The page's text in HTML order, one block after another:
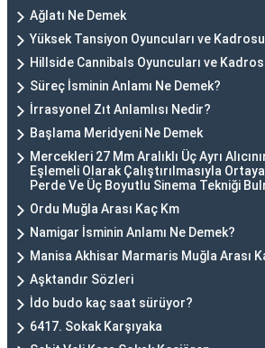
Ağlatı Ne Demek
Yüksek Tansiyon Oyuncuları ve Kadrosu
Hillside Cannibals Oyuncuları ve
Süreç İsminin Anlamı Ne Demek?
İrrasyonel Zıt Anlamlısı Nedir?
Başlama Meridyeni Ne Demek
Mercekleri 27 Mm Aralıklı Üç Ayrı
Eşlemeli Olarak Çalıştırılmasıyla
Perde Ve Üç Boyutlu Sinema Tekniği
Ordu Muğla Arası Kaç Km
Namigar İsminin Anlamı Ne Demek?
Manisa Akhisar Marmaris Muğla Arası
Aşktandır Sözleri
İdo budo kaç saat sürüyor?
6417. Sokak Karşıyaka